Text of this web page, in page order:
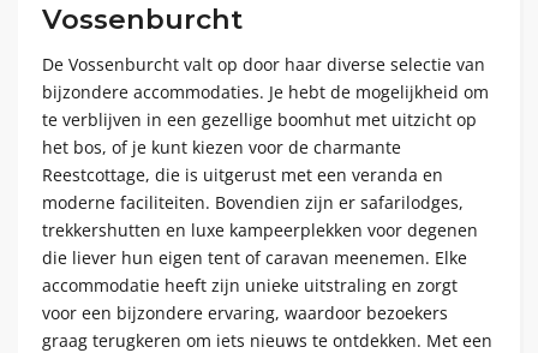
Vossenburcht
De Vossenburcht valt op door haar diverse selectie van
bijzondere accommodaties. Je hebt de mogelijkheid om
te verblijven in een gezellige boomhut met uitzicht op
het bos, of je kunt kiezen voor de charmante
Reestcottage, die is uitgerust met een veranda en
moderne faciliteiten. Bovendien zijn er safarilodges,
trekkershutten en luxe kampeerplekken voor degenen
die liever hun eigen tent of caravan meenemen. Elke
accommodatie heeft zijn unieke uitstraling en zorgt
voor een bijzondere ervaring, waardoor bezoekers
graag terugkeren om iets nieuws te ontdekken. Met een